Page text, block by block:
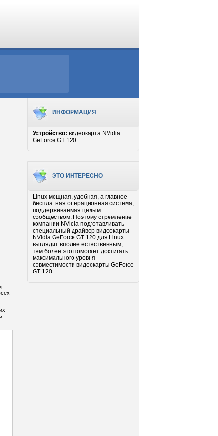
ИНФОРМАЦИЯ
Устройство: видеокарта NVidia
GeForce GT 120
ЭТО ИНТЕРЕСНО
Linux мощная, удобная, а главное
бесплатная операционная система,
поддерживаемая целым
сообществом. Поэтому стремление
компании NVidia подготавливать
специальный драйвер видеокарты
NVidia GeForce GT 120 для Linux
выглядит вполне естественным,
тем более это помогает достигать
максимального уровня
совместимости видеокарты GeForce
GT 120.